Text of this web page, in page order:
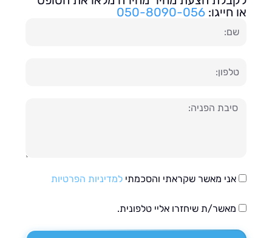
חייגו:050-8090-056
אני מאשר שקראתי והסכמתילמדיניות הפרטיות
מאשר/ת שיחזרו אליי טלפונית.